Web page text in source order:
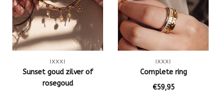
IXXXI
Sunset goud zilver of
rosegoud
IXXXI
Complete ring
€59,95